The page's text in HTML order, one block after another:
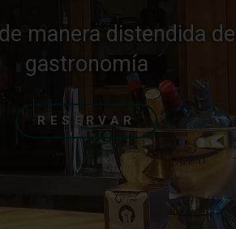
cocina de mercado
creativos,
de la
Salamanca.
EL RESTAURANTE